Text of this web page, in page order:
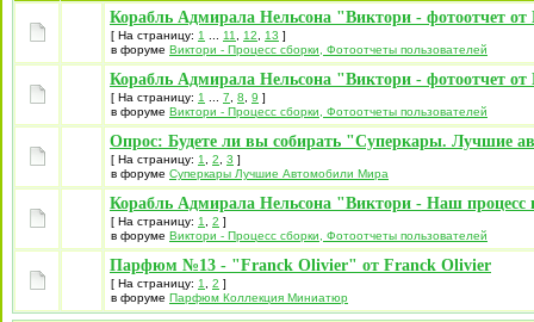
Корабль Адмирала Нельсона "Виктори - фотоотчет от
[ На страницу: 1 11 12 13 ]
в форуме Виктори - Процесс сборки, Фотоотчеты пользователей
Корабль Адмирала Нельсона "Виктори - фотоотчет от
[ На страницу: 1 7 8 9 ]
в форуме Виктори - Процесс сборки, Фотоотчеты пользователей
Опрос: Будете ли вы собирать "Суперкары. Лучшие
[ На страницу: 1 2 3 ]
в форуме Суперкары Лучшие Автомобили Mира
Корабль Адмирала Нельсона "Виктори - Наш процесс
[ На страницу: 1 2 ]
в форуме Виктори - Процесс сборки, Фотоотчеты пользователей
Парфюм №13 - "Franck Olivier" от Franck Olivier
[ На страницу: 1 2 ]
в форуме Парфюм Коллекция Миниатюр